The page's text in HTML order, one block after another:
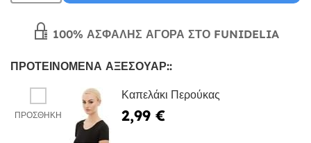
100% ΑΣΦΑΛΉΣ ΑΓΟΡΆ ΣΤΟ FUNIDELIA
ΠΡΟΤΕΙΝΌΜΕΝΑ ΑΞΕΣΟΥΆΡ::
ΠΡΟΣΘΉΚΗ
Καπελάκι Περούκας
2,99 €